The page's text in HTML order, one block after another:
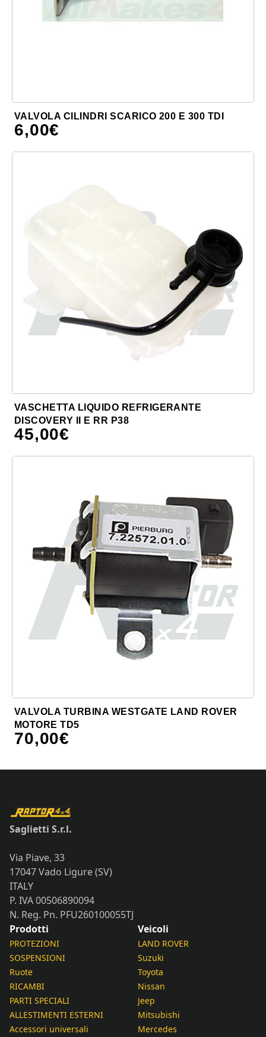
VALVOLA CILINDRI SCARICO 200 E 300 TDI
6,00€
VASCHETTA LIQUIDO REFRIGERANTE
DISCOVERY II E RR P38
45,00€
VALVOLA TURBINA WESTGATE LAND ROVER
MOTORE TD5
70,00€
Saglietti S.r.l.
Via Piave, 33
17047 Vado Ligure (SV)
ITALY
P. IVA 00506890094
N. Reg. Pn. PFU260100055TJ
Prodotti
PROTEZIONI
SOSPENSIONI
Ruote
RICAMBI
PARTI SPECIALI
ALLESTIMENTI ESTERNI
Accessori universali
Veicoli
LAND ROVER
Suzuki
Toyota
Nissan
Jeep
Mitsubishi
Mercedes